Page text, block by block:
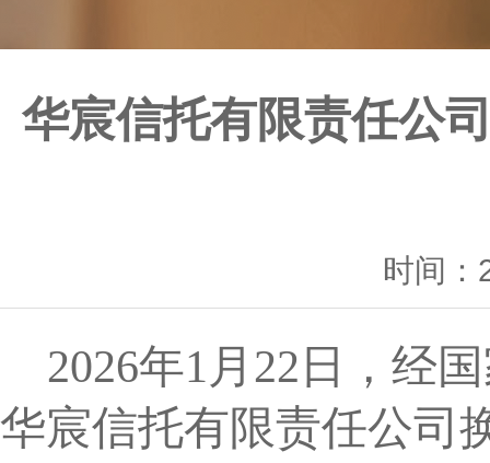
华宸信托有限责任公
时间：
2026年1月22日，经
华宸信托有限责任公司